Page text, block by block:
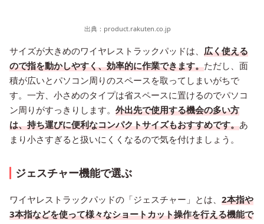
出典： product.rakuten.co.jp
サイズが大きめのワイヤレストラックパッドは、 広く使える
ので指を動かしやすく、効率的に作業できます。ただし、面
積が広いとパソコン周りのスペースを取ってしまいがちで
す。一方、小さめのタイプは省スペースに置けるのでパソコ
ン周りがすっきりします。 外出先で使用する機会の多い方
は、持ち運びに便利なコンパクトサイズもおすすめです。あ
まり小さすぎると扱いにくくなるので気を付けましょう。
ジェスチャー機能で選ぶ
ワイヤレストラックパッドの「ジェスチャー」とは、 2本指や
3本指などを使って様々なショートカット操作を行える機能で